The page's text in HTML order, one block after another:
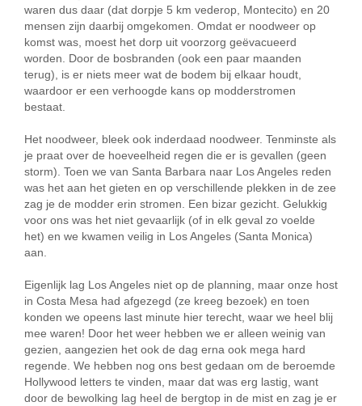
waren dus daar (dat dorpje 5 km vederop, Montecito) en 20
mensen zijn daarbij omgekomen. Omdat er noodweer op
komst was, moest het dorp uit voorzorg geëvacueerd
worden. Door de bosbranden (ook een paar maanden
terug), is er niets meer wat de bodem bij elkaar houdt,
waardoor er een verhoogde kans op modderstromen
bestaat.
Het noodweer, bleek ook inderdaad noodweer. Tenminste als
je praat over de hoeveelheid regen die er is gevallen (geen
storm). Toen we van Santa Barbara naar Los Angeles reden
was het aan het gieten en op verschillende plekken in de zee
zag je de modder erin stromen. Een bizar gezicht. Gelukkig
voor ons was het niet gevaarlijk (of in elk geval zo voelde
het) en we kwamen veilig in Los Angeles (Santa Monica)
aan.
Eigenlijk lag Los Angeles niet op de planning, maar onze host
in Costa Mesa had afgezegd (ze kreeg bezoek) en toen
konden we opeens last minute hier terecht, waar we heel blij
mee waren! Door het weer hebben we er alleen weinig van
gezien, aangezien het ook de dag erna ook mega hard
regende. We hebben nog ons best gedaan om de beroemde
Hollywood letters te vinden, maar dat was erg lastig, want
door de bewolking lag heel de bergtop in de mist en zag je er